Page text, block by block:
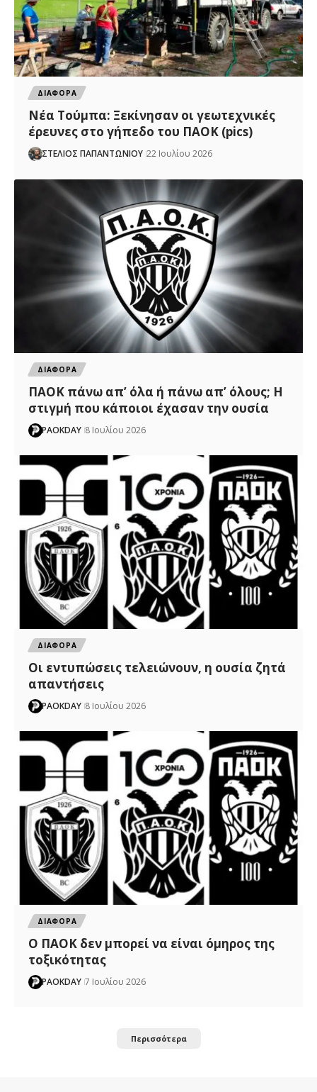
ΔΙΑΦΟΡΑ
Νέα Τούμπα: Ξεκίνησαν οι γεωτεχνικές
έρευνες στο γήπεδο του ΠΑΟΚ (pics)
ΣΤΕΛΙΟΣ ΠΑΠΑΝΤΩΝΙΟΥ 22 Ιουλίου 2026
ΔΙΑΦΟΡΑ
ΠΑΟΚ πάνω απ’ όλα ή πάνω απ’ όλους; Η
στιγμή που κάποιοι έχασαν την ουσία
PAOKDAY 8 Ιουλίου 2026
ΔΙΑΦΟΡΑ
Οι εντυπώσεις τελειώνουν, η ουσία ζητά
απαντήσεις
PAOKDAY 8 Ιουλίου 2026
ΔΙΑΦΟΡΑ
Ο ΠΑΟΚ δεν μπορεί να είναι όμηρος της
τοξικότητας
PAOKDAY 7 Ιουλίου 2026
Περισσότερα